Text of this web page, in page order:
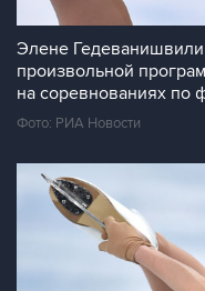
Элене Гедеванишвили
произвольной
на соревнованиях по
Фото: РИА Новости